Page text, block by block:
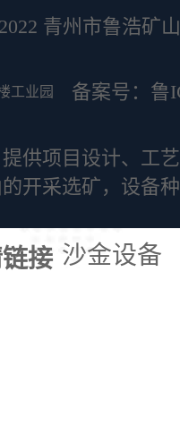
青州市鲁浩矿
工业园 备案号：鲁
供项目设计、工
开采选矿，设备
接 沙金设备